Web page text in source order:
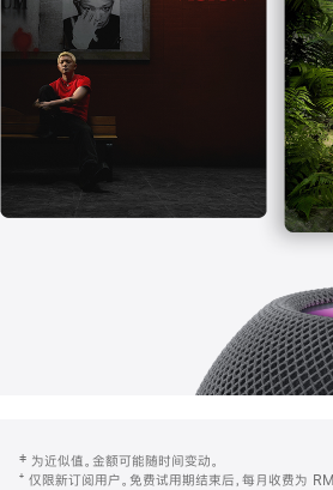
打
开)
页
注
‡ 为近似值。金额可能随时间变动。
⁺ 仅限新订阅用户。免费试用期结束后，每月收费为